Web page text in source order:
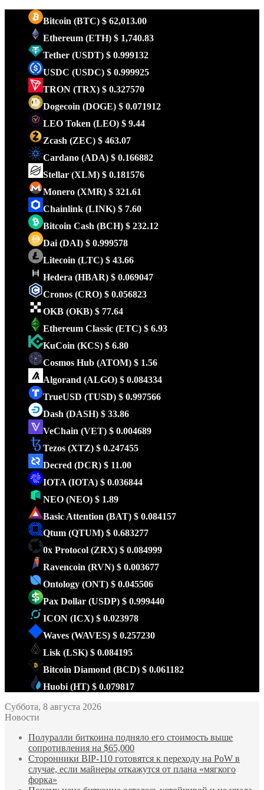
Bitcoin (BTC) $ 62,013.00
Ethereum (ETH) $ 1,740.83
Tether (USDT) $ 0.999132
USDC (USDC) $ 0.999925
TRON (TRX) $ 0.327570
Dogecoin (DOGE) $ 0.071912
LEO Token (LEO) $ 9.44
Zcash (ZEC) $ 463.07
Cardano (ADA) $ 0.166882
Stellar (XLM) $ 0.181576
Monero (XMR) $ 321.61
Chainlink (LINK) $ 7.60
Bitcoin Cash (BCH) $ 232.12
Dai (DAI) $ 0.999578
Litecoin (LTC) $ 43.66
Hedera (HBAR) $ 0.069047
Cronos (CRO) $ 0.056823
OKB (OKB) $ 77.64
Ethereum Classic (ETC) $ 6.93
KuCoin (KCS) $ 6.80
Cosmos Hub (ATOM) $ 1.56
Algorand (ALGO) $ 0.084334
TrueUSD (TUSD) $ 0.997566
Dash (DASH) $ 33.86
VeChain (VET) $ 0.004689
Tezos (XTZ) $ 0.247455
Decred (DCR) $ 11.00
IOTA (IOTA) $ 0.036844
NEO (NEO) $ 1.89
Basic Attention (BAT) $ 0.084157
Qtum (QTUM) $ 0.683277
0x Protocol (ZRX) $ 0.084999
Ravencoin (RVN) $ 0.003677
Ontology (ONT) $ 0.045506
Pax Dollar (USDP) $ 0.999440
ICON (ICX) $ 0.023978
Waves (WAVES) $ 0.257230
Lisk (LSK) $ 0.084195
Bitcoin Diamond (BCD) $ 0.061182
Huobi (HT) $ 0.079817
Суббота, 8 августа 2026
Новости
Полуралли биткоина подняло его стоимость выше
сопротивления на $65,000
Сторонники BIP-110 готовятся к переходу на PoW в
случае, если майнеры откажутся от плана «мягкого
форка»